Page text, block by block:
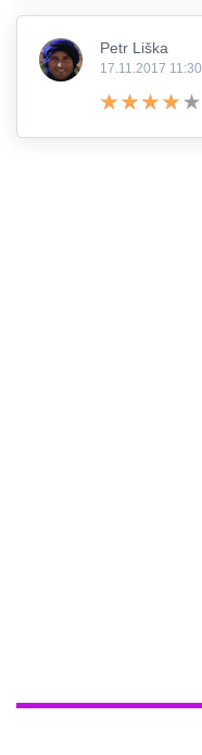
Petr Liška
17.11.2017 11:30